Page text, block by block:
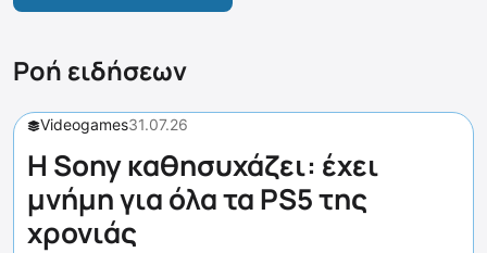
Ροή ειδήσεων
Videogames31.07.26
Η Sony καθησυχάζει: έχει
μνήμη για όλα τα PS5 της
χρονιάς